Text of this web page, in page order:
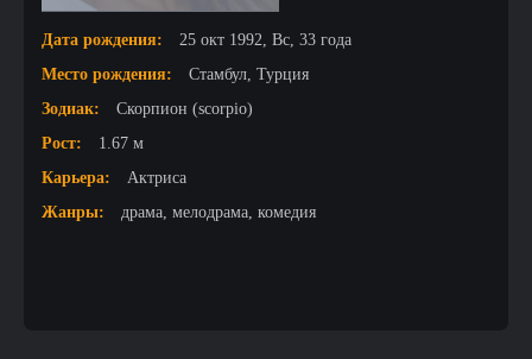
Дата рождения:
25 окт 1992, Вс, 33 года
Место рождения:
Стамбул, Турция
Зодиак:
Скорпион (scorpio)
Рост:
1.67 м
Карьера:
Актриса
Жанры:
драма, мелодрама, комедия